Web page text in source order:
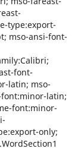
type:export-
mso-ansi-font-
font-
latin; mso-
latin;
font:minor-
only;